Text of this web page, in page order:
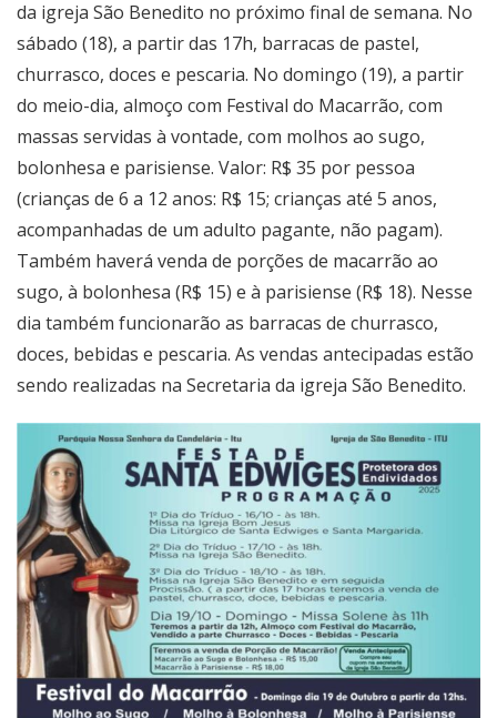
da igreja São Benedito no próximo final de semana. No
sábado (18), a partir das 17h, barracas de pastel,
churrasco, doces e pescaria. No domingo (19), a partir
do meio-dia, almoço com Festival do Macarrão, com
massas servidas à vontade, com molhos ao sugo,
bolonhesa e parisiense. Valor: R$ 35 por pessoa
(crianças de 6 a 12 anos: R$ 15; crianças até 5 anos,
acompanhadas de um adulto pagante, não pagam).
Também haverá venda de porções de macarrão ao
sugo, à bolonhesa (R$ 15) e à parisiense (R$ 18). Nesse
dia também funcionarão as barracas de churrasco,
doces, bebidas e pescaria. As vendas antecipadas estão
sendo realizadas na Secretaria da igreja São Benedito.